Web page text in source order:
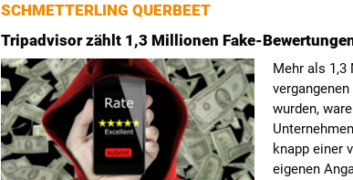
SCHMETTERLING QUERBEET
Tripadvisor zählt 1,3 Millionen Fake-
Mehr als 1,3
wurden,
knapp einer
eigenen